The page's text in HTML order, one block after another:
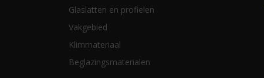
Glaslatten en profielen
Vakgebied
Klimmateriaal
Beglazingsmaterialen